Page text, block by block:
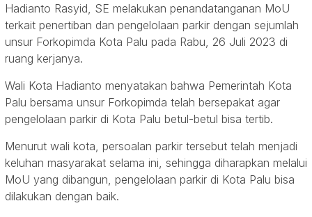
Hadianto Rasyid, SE melakukan penandatanganan MoU
terkait penertiban dan pengelolaan parkir dengan sejumlah
unsur Forkopimda Kota Palu pada Rabu, 26 Juli 2023 di
ruang kerjanya.
Wali Kota Hadianto menyatakan bahwa Pemerintah Kota
Palu bersama unsur Forkopimda telah bersepakat agar
pengelolaan parkir di Kota Palu betul-betul bisa tertib.
Menurut wali kota, persoalan parkir tersebut telah menjadi
keluhan masyarakat selama ini, sehingga diharapkan melalui
MoU yang dibangun, pengelolaan parkir di Kota Palu bisa
dilakukan dengan baik.